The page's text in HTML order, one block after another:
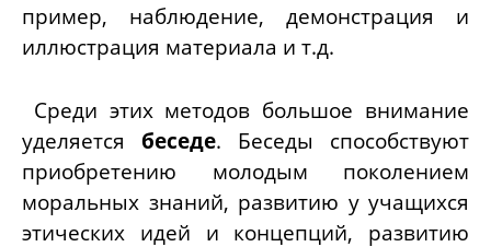
пример, наблюдение, демонстрация и
иллюстрация материала и т.д.
Среди этих методов большое внимание
уделяется беседе. Беседы способствуют
приобретению молодым поколением
моральных знаний, развитию у учащихся
этических идей и концепций, развитию